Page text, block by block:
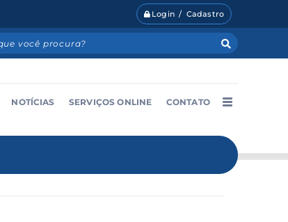
Login / Cadastro
NOTÍCIAS SERVIÇOS ONLINE CONTATO